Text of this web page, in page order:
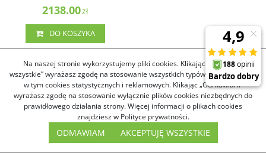
2138.00zł
DO KOSZYKA
Pasujące do
Garmin Silikonowy pasek 20
mm Quick Release
Garmin Silikonowy pasek 20
mm Quick Release
Na naszej stronie wykorzystujemy pliki cookies. Klikając „Akceptuję
wszystkie” wyrażasz zgodę na stosowanie wszystkich typów plików cookies,
w tym cookies statystycznych i reklamowych. Klikając „Odmawiam”
wyrażasz zgodę na stosowanie wyłącznie plików cookies niezbędnych do
prawidłowego działania strony. Więcej informacji o plikach cookies
znajdziesz w Polityce prywatności.
ODMAWIAM AKCEPTUJĘ WSZYSTKIE